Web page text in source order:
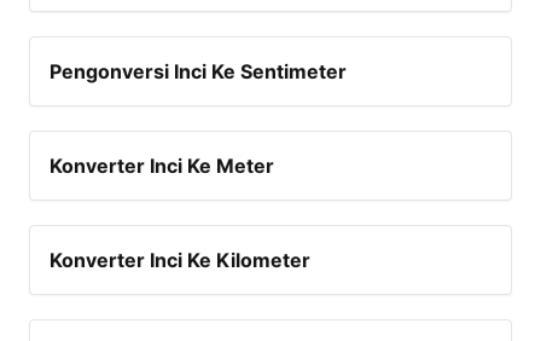
Pengonversi Inci Ke Sentimeter
Konverter Inci Ke Meter
Konverter Inci Ke Kilometer